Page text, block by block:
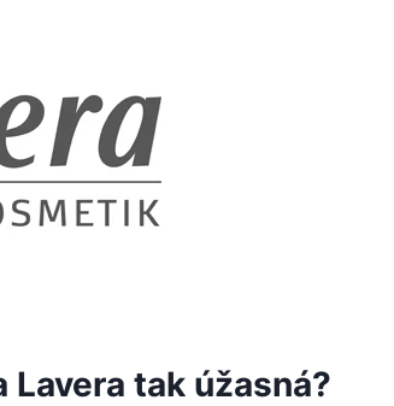
Lavera tak úžasná?